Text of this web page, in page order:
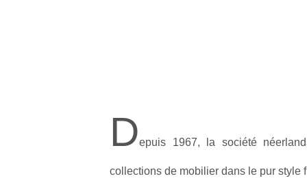
Depuis 1967, la société
collections de mobilier dans le pur style